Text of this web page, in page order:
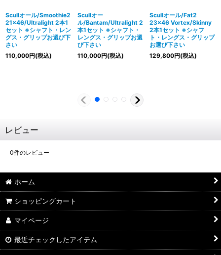
Scullオール/Smoothie2
21×46/Ultralight 2本1
セット ※シャフト・レン
グス・グリップお選び下
さい
110,000円(税込)
Scullオー
ル/Bantam/Ultralight 2
本1セット ※シャフト・
レングス・グリップお選
び下さい
110,000円(税込)
Scullオール/Fat2
23×46 Vortex/Skinny
2本1セット ※シャフ
ト・レングス・グリップ
お選び下さい
129,800円(税込)
レビュー
0件のレビュー
ホーム
ショッピングカート
マイページ
最近チェックしたアイテム